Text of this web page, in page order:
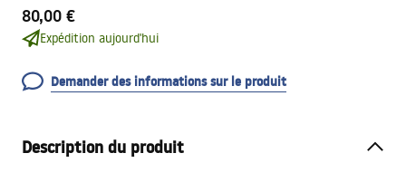
80,00 €
Expédition aujourd'hui
Demander des informations sur le produit
Description du produit